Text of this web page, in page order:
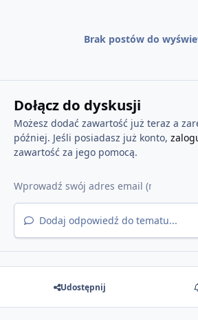
Brak postów do
Dołącz do dyskusji
Możesz dodać zawartość już teraz a
później. Jeśli posiadasz już konto,
zawartość za jego pomocą.
Dodaj odpowiedź do tematu...
Udostępnij